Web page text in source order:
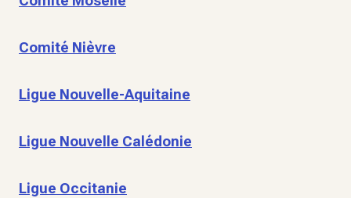
Comité Nièvre
Ligue Nouvelle-Aquitaine
Ligue Nouvelle Calédonie
Ligue Occitanie